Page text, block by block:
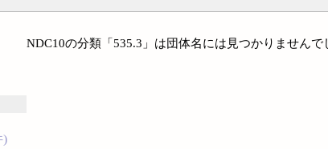
)
NDC10の分類「535.3」は団体名には見つかりませんで